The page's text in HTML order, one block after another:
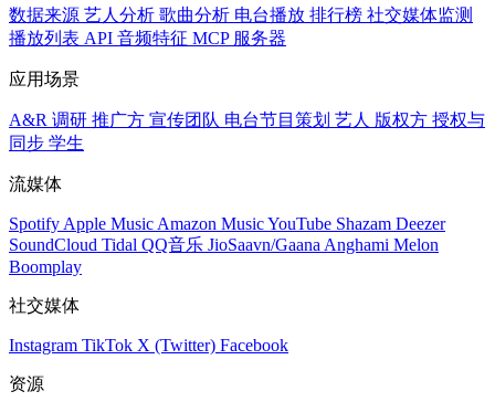
数据来源 艺人分析 歌曲分析 电台播放 排行榜 社交媒体监测
播放列表 API 音频特征 MCP 服务器
应用场景
A&R 调研 推广方 宣传团队 电台节目策划 艺人 版权方 授权与
同步 学生
流媒体
Spotify Apple Music Amazon MusicYouTube Shazam Deezer
SoundCloud Tidal QQ音乐 JioSaavn/Gaana Anghami Melon
Boomplay
社交媒体
Instagram TikTok X (Twitter) Facebook
资源